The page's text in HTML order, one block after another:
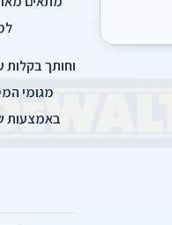
וחותך בקלות
מגומי
באמצעות